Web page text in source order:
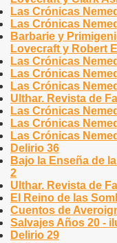
Las Crónicas
Las Crónicas
Barbarie y
Lovecraft y Robert
Las Crónicas
Las Crónicas
Las Crónicas
Ulthar. Revista de
Las Crónicas
Las Crónicas
Las Crónicas
Delirio 36
Bajo la Enseña de
2
Ulthar. Revista de
El Reino de las
Cuentos de
Salvajes Años 20 -
Delirio 29